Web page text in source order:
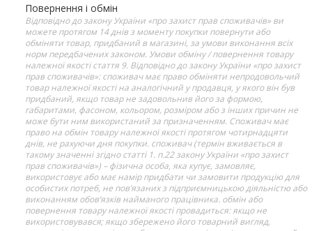
Повернення і обмін
Відповідно до закону України «про захист прав споживачів» ви
можете протягом 14 днів з моменту покупки повернути або
обміняти товар, придбаний в магазині, за умови виконання всіх
норм передбачених законом. Умови обміну / повернення товару
належної якості стаття 9. Відповідно до закону України «про захист
прав споживачів»: споживач має право обміняти непродовольчий
товар належної якості на аналогічний у продавця, у якого він був
придбаний, якщо товар не задовольнив його за формою,
габаритами, фасоном, кольором, розміром або з інших причин не
може бути ним використаний за призначенням. Споживач має
право на обмін товару належної якості протягом чотирнадцяти
днів, не рахуючи дня покупки. споживач (термін вживається в
такому значенні згідно статті 1. п.22 закону України «про захист
прав споживачів») – фізична особа, яка купує, замовляє,
використовує або має намір придбати чи замовити продукцію для
особистих потреб, не пов’язаних з підприємницькою діяльністю або
виконанням обов’язків найманого працівника. обмін або
повернення товару належної якості провадиться: якщо не
використовувався; якщо збережено його товарний вигляд,